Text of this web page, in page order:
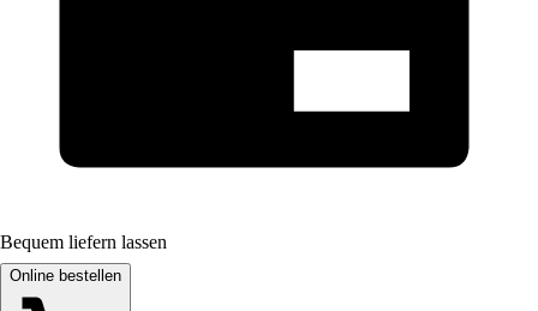
Bequem liefern lassen
Online bestellen